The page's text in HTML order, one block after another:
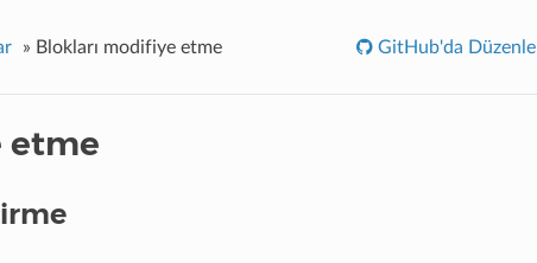
» Blokları modifiye etme GitHub'da Düzenle
etme